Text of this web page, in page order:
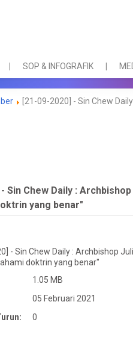
SOP & INFOGRAFIK
[21-09-2020] - Sin Chew
Sin Chew Daily :
yang benar"
- Sin Chew Daily : Archbishop
doktrin yang benar"
1.05 MB
05 Februari 2021
0